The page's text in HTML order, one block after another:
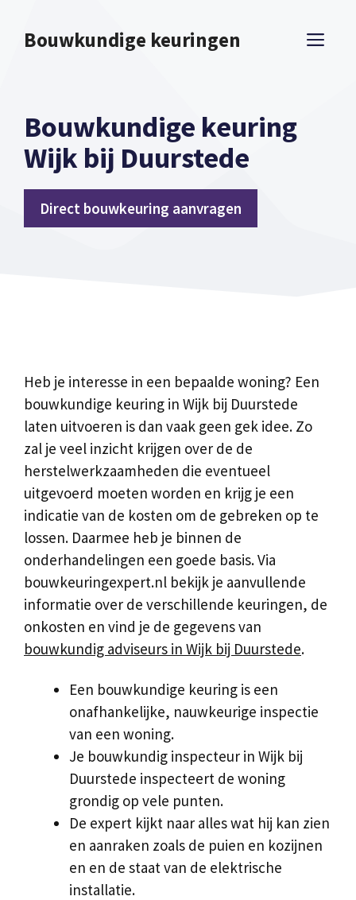
naarBouwkundige keuringen
Bouwkundige keuring
Wijk bij Duurstede
Direct bouwkeuring aanvragen
Heb je interesse in een bepaalde woning? Een
bouwkundige keuring in Wijk bij Duurstede
laten uitvoeren is dan vaak geen gek idee. Zo
zal je veel inzicht krijgen over de de
herstelwerkzaamheden die eventueel
uitgevoerd moeten worden en krijg je een
indicatie van de kosten om de gebreken op te
lossen. Daarmee heb je binnen de
onderhandelingen een goede basis. Via
bouwkeuringexpert.nl bekijk je aanvullende
informatie over de verschillende keuringen, de
onkosten en vind je de gegevens van
bouwkundig adviseurs in Wijk bij Duurstede.
Een bouwkundige keuring is een
onafhankelijke, nauwkeurige inspectie
van een woning.
Je bouwkundig inspecteur in Wijk bij
Duurstede inspecteert de woning
grondig op vele punten.
De expert kijkt naar alles wat hij kan zien
en aanraken zoals de puien en kozijnen
en en de staat van de elektrische
installatie.